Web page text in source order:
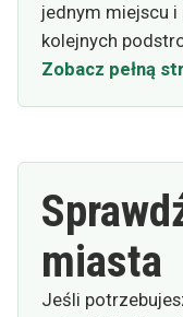
jednym miejscu
kolejnych
Zobacz pełną
miasta
Jeśli